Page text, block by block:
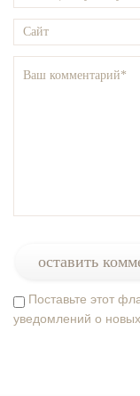
Поставьте этот
уведомлений о